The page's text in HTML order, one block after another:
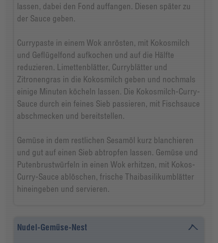
lassen, dabei den Fond auffangen. Diesen später zu
der Sauce geben.
Currypaste in einem Wok anrösten, mit Kokosmilch
und Geflügelfond aufkochen und auf die Hälfte
reduzieren. Limettenblätter, Curryblätter und
Zitronengras in die Kokosmilch geben und nochmals
einige Minuten köcheln lassen. Die Kokosmilch-Curry-
Sauce durch ein feines Sieb passieren, mit Fischsauce
abschmecken und bereitstellen.
Gemüse in dem restlichen Sesamöl kurz blanchieren
und gut auf einen Sieb abtropfen lassen. Gemüse und
Putenbrustwürfeln in einen Wok erhitzen, mit Kokos-
Curry-Sauce ablöschen, frische Thaibasilikumblätter
hineingeben und servieren.
Nudel-Gemüse-Nest